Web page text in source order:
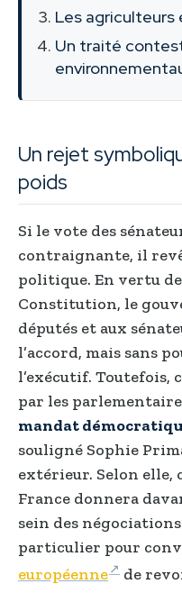
Les agriculteurs
Un traité
Un rejet
poids
Si le vote des
contraignante, il
politique. En vertu
Constitution, le
députés et aux
l’accord, mais sans
l’exécutif. Toutefois,
par les
mandat
souligné Sophie
extérieur. Selon
France donnera
sein des
particulier pour
européenne
de